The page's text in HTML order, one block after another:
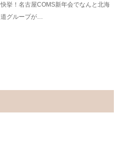
快挙！名古屋COMS新年会でなんと北海
道グループが…